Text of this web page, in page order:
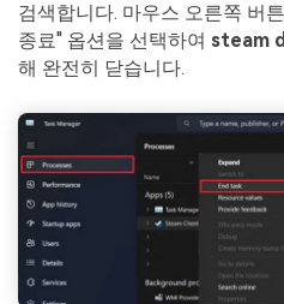
검색합니다. 마우스 오른쪽 버
종료" 옵션을 선택하여 steam
해 완전히 닫습니다.